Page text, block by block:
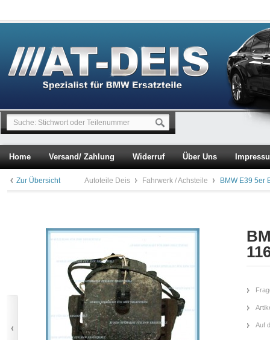
Home Versand/ Zahlung Widerruf Über Uns
Zur Übersicht Autoteile Deis Fahrwerk / Achsteile BMW E39 5er
Auf